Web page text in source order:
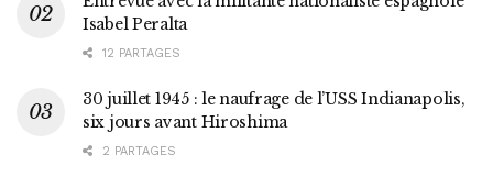
Isabel Peralta
12 PARTAGES
30 juillet 1945 : le naufrage de l’USS Indianapolis,
six jours avant Hiroshima
2 PARTAGES